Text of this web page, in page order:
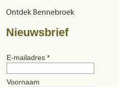
Ontdek Bennebroek
Nieuwsbrief